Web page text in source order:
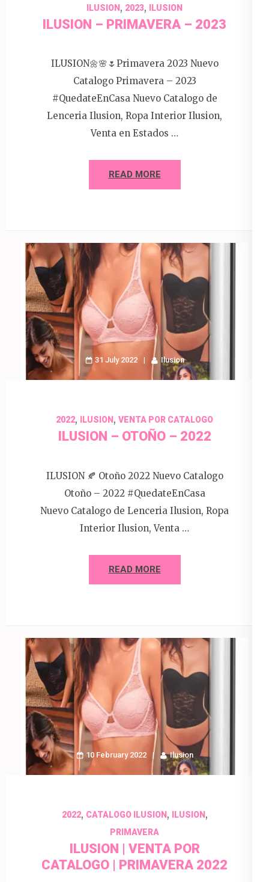
ILUSION, 2023, ILUSION
ILUSION – PRIMAVERA – 2023
ILUSION🌼🌸🌷Primavera 2023 Nuevo
Catalogo Primavera – 2023
#QuedateEnCasa Nuevo Catalogo de
Lenceria Ilusion, Ropa Interior Ilusion,
Venta en Estados …
READ MORE
31 July 2022 Ilusion
2022, ILUSION , VENTA POR CATALOGO
ILUSION – OTOÑO – 2022
ILUSION 🍂 Otoño 2022 Nuevo Catalogo
Otoño – 2022 #QuedateEnCasa
Nuevo Catalogo de Lenceria Ilusion, Ropa
Interior Ilusion, Venta …
READ MORE
10 February 2022 Ilusion
2022, CATALOGO ILUSION, ILUSION,
PRIMAVERA
ILUSION | VENTA POR
CATALOGO | PRIMAVERA 2022